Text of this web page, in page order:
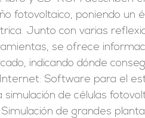
fotovoltaico, poniendo un
Junto con varias
se ofrece
indicando dónde
Software para el
simulación de células
de grandes